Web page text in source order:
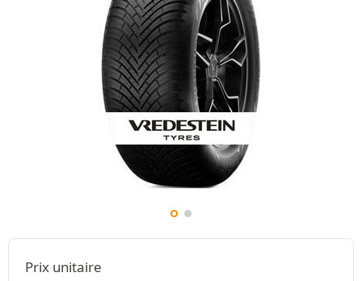
Prix unitaire